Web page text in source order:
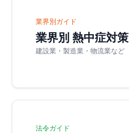
業界別ガイド
業界別 熱中症対策
建設業・製造業・物流業など
法令ガイド